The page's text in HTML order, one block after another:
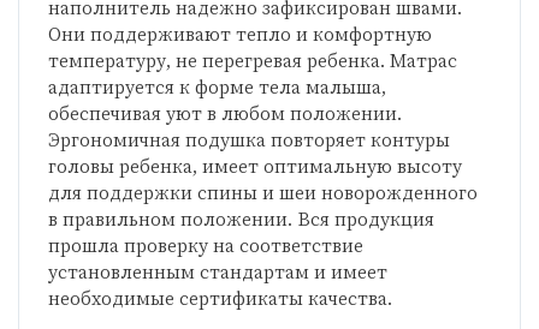
наполнитель надежно зафиксирован швами.
Они поддерживают тепло и комфортную
температуру, не перегревая ребенка. Матрас
адаптируется к форме тела малыша,
обеспечивая уют в любом положении.
Эргономичная подушка повторяет контуры
головы ребенка, имеет оптимальную высоту
для поддержки спины и шеи новорожденного
в правильном положении. Вся продукция
прошла проверку на соответствие
установленным стандартам и имеет
необходимые сертификаты качества.